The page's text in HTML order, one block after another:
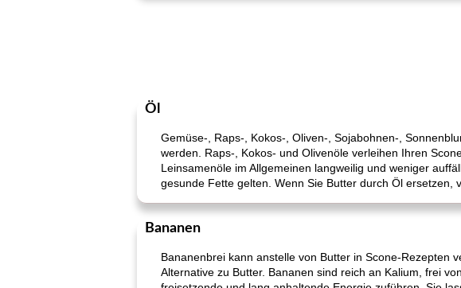
Öl
Gemüse-, Raps-, Kokos-, Oliven-, Sojabohnen-,
werden. Raps-, Kokos- und Olivenöle verleihen Ihren
Leinsamenöle im Allgemeinen langweilig und weniger
gesunde Fette gelten. Wenn Sie Butter durch Öl ersetzen,
Bananen
Bananenbrei kann anstelle von Butter in Scone-Rezepten
Alternative zu Butter. Bananen sind reich an Kalium, frei